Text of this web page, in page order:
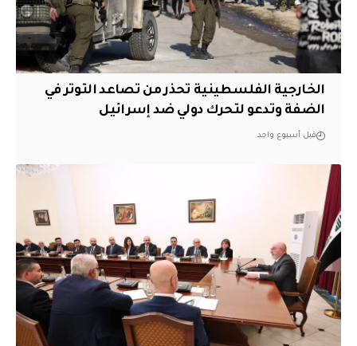
الخارجية الفلسطينية تحذر من تصاعد التوتر في
الضفة وتدعو لتحرك دولي ضد إسرائيل
قبل أسبوع واحد